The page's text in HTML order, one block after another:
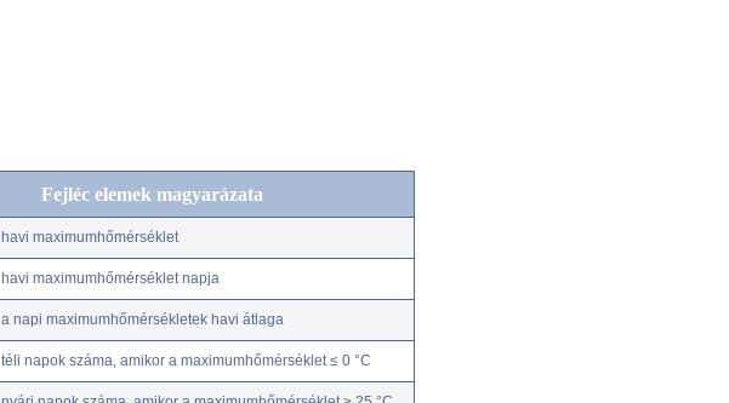
Fejléc elemek magyarázata
havi maximumhőmérséklet
havi maximumhőmérséklet napja
a napi maximumhőmérsékletek havi átlaga
téli napok száma, amikor a maximumhőmérséklet ≤ 0 °C